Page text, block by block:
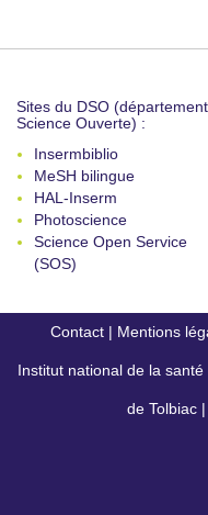
Sites du DSO (département
Science Ouverte) :
Insermbiblio
MeSH bilingue
HAL-Inserm
Photoscience
Science Open Service
(SOS)
Contact | Mentions
Institut national de la
de Tolbiac